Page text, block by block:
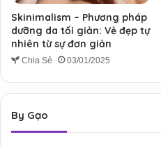
Skinimalism – Phương pháp
dưỡng da tối giản: Vẻ đẹp tự
nhiên từ sự đơn giản
Chia Sẻ 03/01/2025
By Gạo